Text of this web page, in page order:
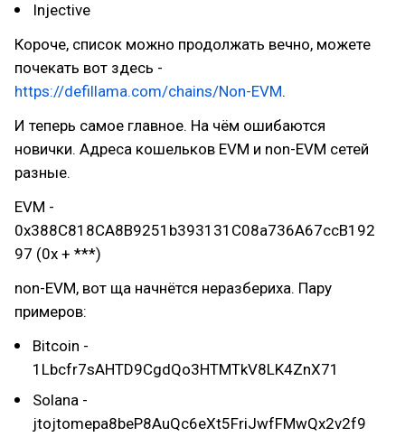
Injective
Короче, список можно продолжать вечно, можете
почекать вот здесь -
https://defillama.com/chains/Non-EVM.
И теперь самое главное. На чём ошибаются
новички. Адреса кошельков EVM и non-EVM сетей
разные.
EVM -
0x388C818CA8B9251b393131C08a736A67ccB192
97 (0x + ***)
non-EVM, вот ща начнётся неразбериха. Пару
примеров:
Bitcoin -
1Lbcfr7sAHTD9CgdQo3HTMTkV8LK4ZnX71
Solana -
jtojtomepa8beP8AuQc6eXt5FriJwfFMwQx2v2f9